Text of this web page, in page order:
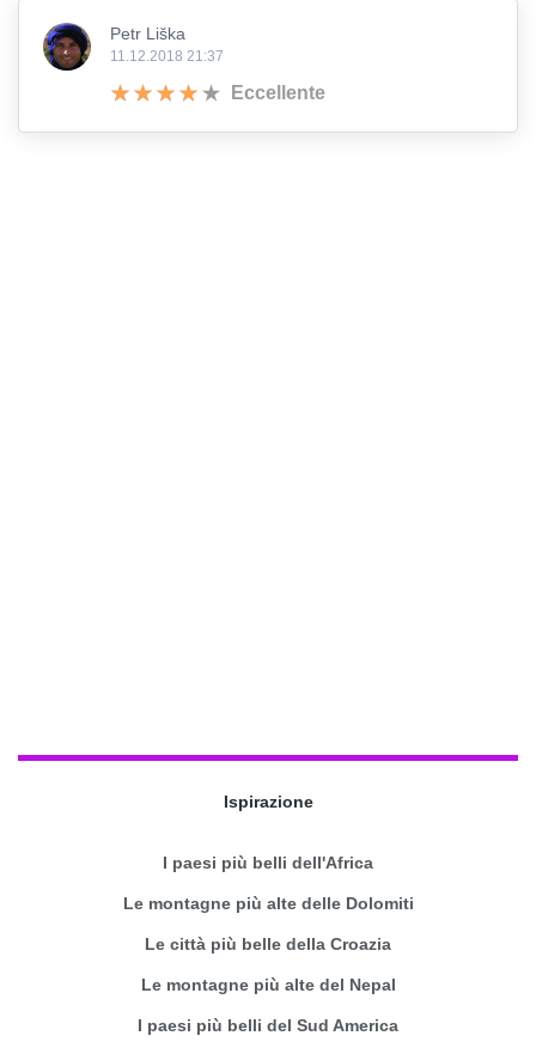
Petr Liška
11.12.2018 21:37
Eccellente
Ispirazione
I paesi più belli dell'Africa
Le montagne più alte delle Dolomiti
Le città più belle della Croazia
Le montagne più alte del Nepal
I paesi più belli del Sud America